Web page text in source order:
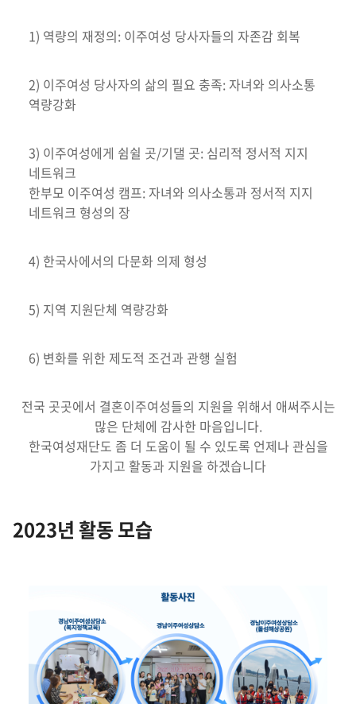
1) 역량의 재정의: 이주여성 당사자들의 자존감 회복
2) 이주여성 당사자의 삶의 필요 충족: 자녀와 의사소통
역량강화
3) 이주여성에게 쉼쉴 곳/기댈 곳: 심리적 정서적 지지
네트워크
한부모 이주여성 캠프: 자녀와 의사소통과 정서적 지지
네트워크 형성의 장
4) 한국사에서의 다문화 의제 형성
5) 지역 지원단체 역량강화
6) 변화를 위한 제도적 조건과 관행 실험
전국 곳곳에서 결혼이주여성들의 지원을 위해서 애써주시는
많은 단체에 감사한 마음입니다.
한국여성재단도 좀 더 도움이 될 수 있도록 언제나 관심을
가지고 활동과 지원을 하겠습니다
2023년 활동 모습